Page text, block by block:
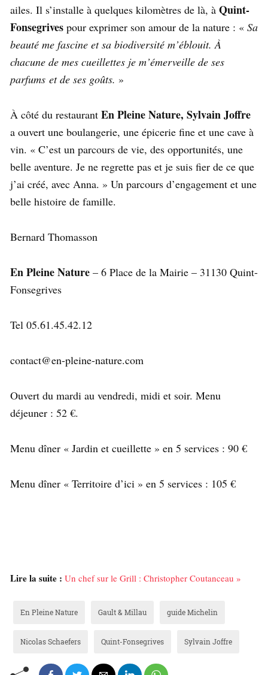
ailes. Il s’installe à quelques kilomètres de là, à Quint-
Fonsegrives pour exprimer son amour de la nature : « Sa
beauté me fascine et sa biodiversité m’éblouit. À
chacune de mes cueillettes je m’émerveille de ses
parfums et de ses goûts. »
À côté du restaurant En Pleine Nature, Sylvain Joffre
a ouvert une boulangerie, une épicerie fine et une cave à
vin. « C’est un parcours de vie, des opportunités, une
belle aventure. Je ne regrette pas et je suis fier de ce que
j’ai créé, avec Anna. » Un parcours d’engagement et une
belle histoire de famille.
Bernard Thomasson
En Pleine Nature – 6 Place de la Mairie – 31130 Quint-
Fonsegrives
Tel 05.61.45.42.12
contact@en-pleine-nature.com
Ouvert du mardi au vendredi, midi et soir. Menu
déjeuner : 52 €.
Menu dîner « Jardin et cueillette » en 5 services : 90 €
Menu dîner « Territoire d’ici » en 5 services : 105 €
Lire la suite : Un chef sur le Grill : Christopher Coutanceau »
En Pleine Nature Gault & Millau guide Michelin
Nicolas Schaefers Quint-Fonsegrives Sylvain Joffre